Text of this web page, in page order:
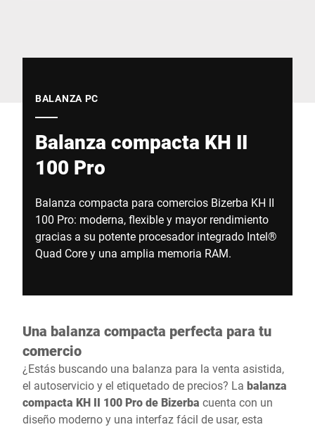
BALANZA PC
Balanza compacta KH II
100 Pro
Balanza compacta para comercios Bizerba KH II
100 Pro: moderna, flexible y mayor rendimiento
gracias a su potente procesador integrado Intel®
Quad Core y una amplia memoria RAM.
Una balanza compacta perfecta para tu
comercio
¿Estás buscando una balanza para la venta asistida,
el autoservicio y el etiquetado de precios? La balanza
compacta KH II 100 Pro de Bizerba cuenta con un
diseño moderno y una interfaz fácil de usar, esta